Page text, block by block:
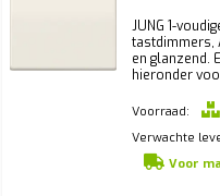
JUNG 1-
tastdimmers,
en glanzend.
hieronder
Voorraad:
Verwachte
Voor